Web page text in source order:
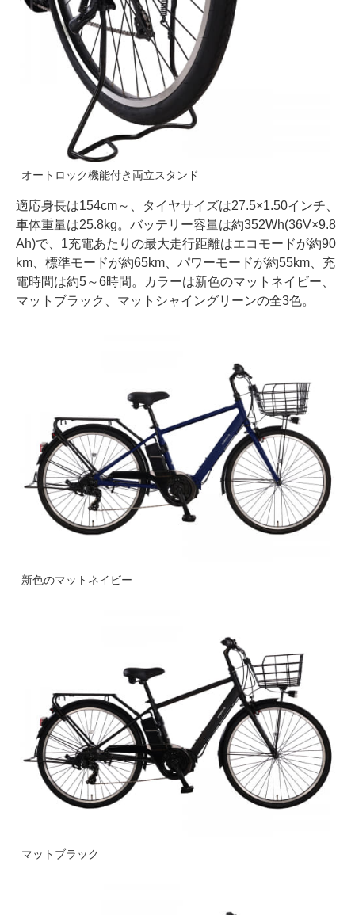
オートロック機能付き両立スタンド
適応身長は154cm～、タイヤサイズは27.5×1.50インチ、
車体重量は25.8kg。バッテリー容量は約352Wh(36V×9.8
Ah)で、1充電あたりの最大走行距離はエコモードが約90
km、標準モードが約65km、パワーモードが約55km、充
電時間は約5～6時間。カラーは新色のマットネイビー、
マットブラック、マットシャイングリーンの全3色。
新色のマットネイビー
マットブラック